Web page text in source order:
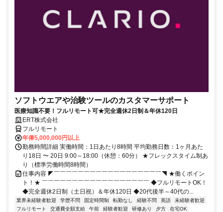
ソフトウエアや治験ツールのカスタマーサポート
医療知識不要！フルリモート可★完全週休2日制＆年休120日
ERT株式会社
フルリモート
年俸5,000,000円以上
勤務時間詳細 実働時間：1日あたり8時間 平均勤務日数：1ヶ月あた
り18日 〜 20日 9:00～18:00（休憩：60分） ★フレックスタイム制あ
り（標準労働時間8時間）
仕事内容 ◤￣￣￣￣￣￣￣￣￣￣￣￣￣￣￣￣￣￣◥ ★働くポイン
ト！★ ￣￣￣￣￣￣￣￣￣￣￣￣￣￣￣￣￣￣ ◆フルリモートOK！
◆完全週休2日制（土日祝）＆年休120日 ◆20代後半～40代の...
業界未経験者歓迎 学歴不問 固定時間制 転勤なし 経験不問 英語
未経験者歓迎
フルリモート
交通費全額支給 午前 経験者歓迎 研修あり 夕方
在宅OK